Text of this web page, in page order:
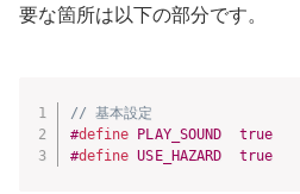
要な箇所は以下の部分です。
// 基本設定
#define PLAY_SOUND  true
#define USE_HAZARD  true